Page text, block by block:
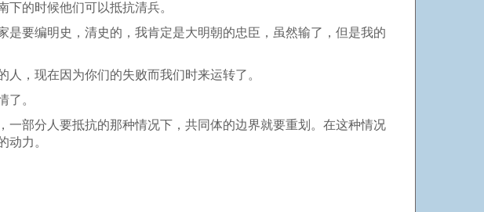
的时候他们可以抵抗清兵。
要编明史，清史的，我肯定是大明朝的忠臣，虽然输了，但是我的
，现在因为你们的失败而我们时来运转了。
了。
部分人要抵抗的那种情况下，共同体的边界就要重划。在这种情况
动力。